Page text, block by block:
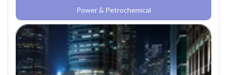
Power & Petrochemical